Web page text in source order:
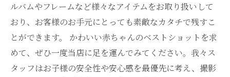
ルバムやフレームなど様々なアイテムをお取り扱いして
おり、お客様のお手元にとっても素敵なカタチで残すこ
とができます。 かわいい赤ちゃんのベストショットを求
めて、ぜひ一度当店に足を運んでみてください。我々ス
タッフはお子様の安全性や安心感を最優先に考え、撮影